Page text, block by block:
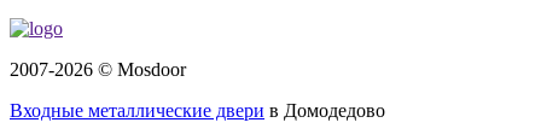
2007-2026 © Mosdoor
Входные металлические двери в Домодедово